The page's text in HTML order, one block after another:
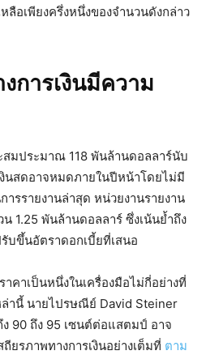
อเพียงครึ่งหนึ่งของจำนวนดังกล่าว
การเงินมีความ
สมประมาณ 118 พันล้านดอลลาร์นับ
นสดอาจหมดภายในปีหน้าโดยไม่มี
รรายงานล่าสุด หน่วยงานรายงาน
1.25 พันล้านดอลลาร์ ซึ่งเน้นย้ำถึง
บขึ้นอัตราดอกเบี้ยที่เสนอ
คาเป็นหนึ่งในเครื่องมือไม่กี่อย่างที่
านี้ นายไปรษณีย์ David Steiner
90 ถึง 95 เซนต์ต่อแสตมป์ อาจ
ยรภาพทางการเงินอย่างเต็มที่ ตาม